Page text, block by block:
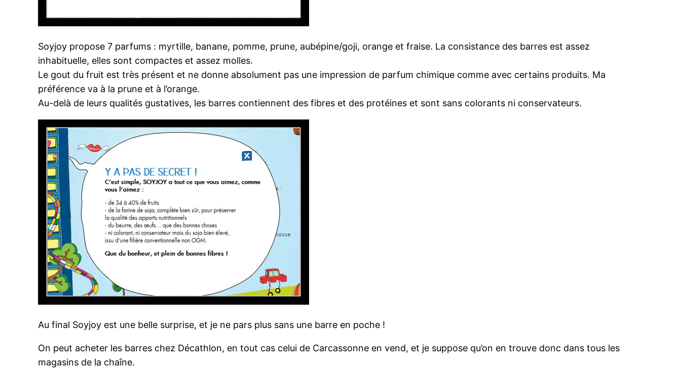
Soyjoy propose 7 parfums : myrtille, banane, pomme, prune, aubépine/goji, orange et fraise. La consistance des barres est assez
inhabituelle, elles sont compactes et assez molles.
Le gout du fruit est très présent et ne donne absolument pas une impression de parfum chimique comme avec certains produits. Ma
préférence va à la prune et à l’orange.
Au-delà de leurs qualités gustatives, les barres contiennent des fibres et des protéines et sont sans colorants ni conservateurs.
Au final Soyjoy est une belle surprise, et je ne pars plus sans une barre en poche !
On peut acheter les barres chez Décathlon, en tout cas celui de Carcassonne en vend, et je suppose qu’on en trouve donc dans tous les
magasins de la chaîne.